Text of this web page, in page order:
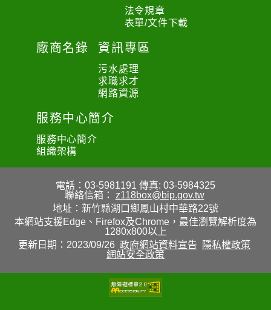
法令規章
表單/文件下載
廠商名錄 資訊專區
污水處理
求職求才
網路資源
服務中心簡介
服務中心簡介
組織架構
電話：03-5981191 傳真: 03-5984325
聯絡信箱：
z118box@bip.gov.tw
地址：新竹縣湖口鄉鳳山村中華路22號
本網站支援Edge、Firefox及Chrome，最佳瀏覽解析度為
1280x800以上
更新日期：2023/09/26 政府網站資料宣告
隱私權政策
網站安全政策